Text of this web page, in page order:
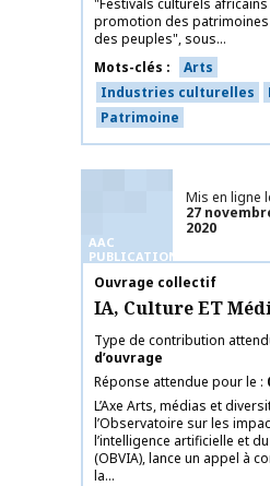
"Festivals culturels
promotion des
des peuples", sous...
Mots-clés
Arts
Industries culturelles
Patrimoine
AAC
PUBLICATIONS
Mis en ligne
27
2020
Nom de la publication
Ouvrage collectif
IA, Culture ET
Type de contribution
d’ouvrage
Réponse attendue pour le
L’Axe Arts, médias et
l’Observatoire sur les
l’intelligence artificielle et
(OBVIA), lance un appel à
la...